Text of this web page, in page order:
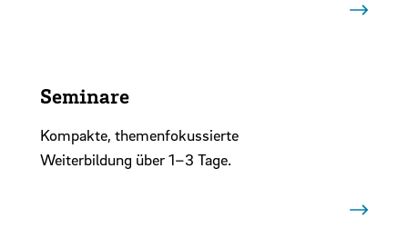
Seminare
Kompakte, themenfokussierte
Weiterbildung über 1–3 Tage.